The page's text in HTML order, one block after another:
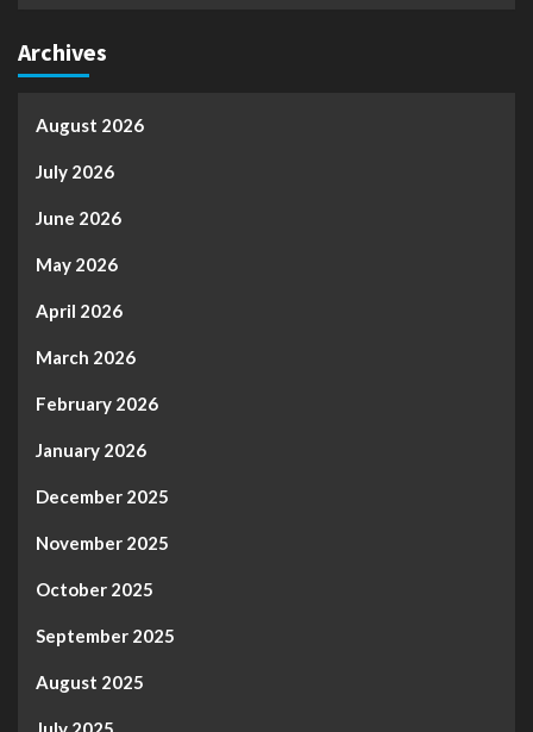
Archives
August 2026
July 2026
June 2026
May 2026
April 2026
March 2026
February 2026
January 2026
December 2025
November 2025
October 2025
September 2025
August 2025